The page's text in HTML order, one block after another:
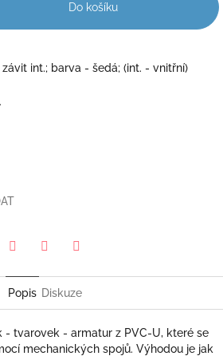
Do košíku
int.; barva - šedá; (int. - vnitřní)
Popis Diskuze
tvarovek - armatur z PVC-U, které se
mechanických spojů. Výhodou je jak